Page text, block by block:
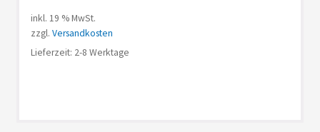
inkl. 19 % MwSt.
zzgl. Versandkosten
Lieferzeit: 2-8 Werktage